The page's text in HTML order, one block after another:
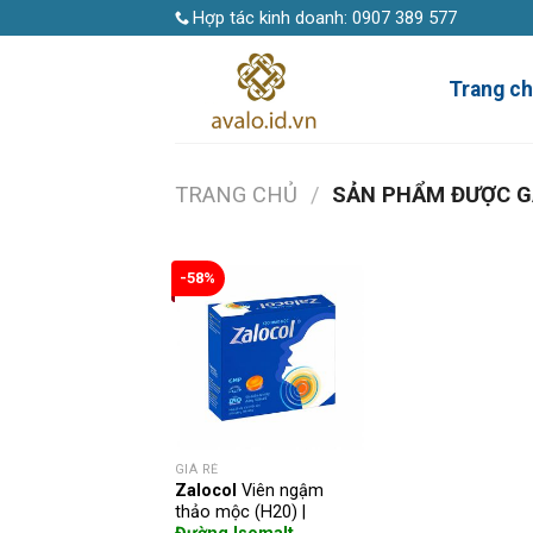
to
Hợp tác kinh doanh: 0907 389 577
Trang
TRANG CHỦ / SẢN PHẨM ĐƯỢC
-58%
GIÁ RẺ
Zalocol Viên ngậm
thảo mộc (H20) |